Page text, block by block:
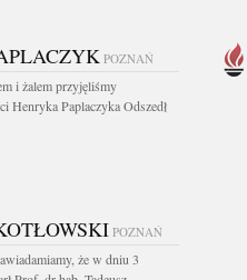
POZNAŃ
i żalem przyjęliśmy
Henryka Paplaczyka Odszedł
POZNAŃ
że w dniu 3